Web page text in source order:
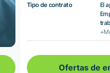
Tipo de contrato
El
Ofertas de